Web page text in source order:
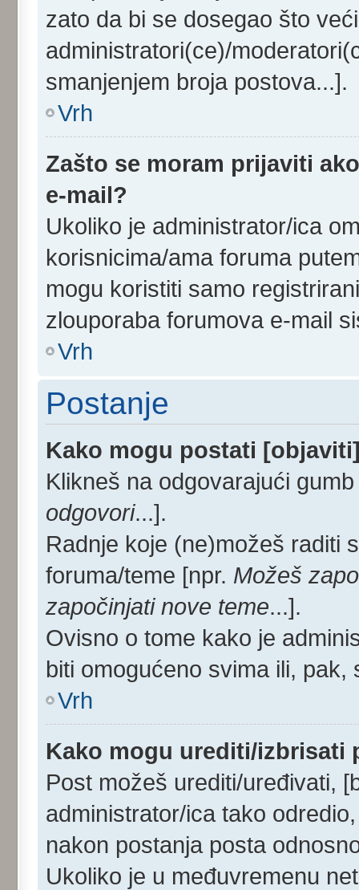
zato da bi se dosegao što
administratori(ce)/
smanjenjem broja postova...].
Vrh
Zašto se moram prijaviti
e-mail?
Ukoliko je administrator/ica
korisnicima/ama foruma
mogu koristiti samo
zlouporaba forumova e-mail
Vrh
Postanje
Kako mogu postati
Klikneš na odgovarajući
odgovori...].
Radnje koje (ne)možeš raditi
foruma/teme [npr. Možeš
započinjati nove teme...].
Ovisno o tome kako je
biti omogućeno svima ili,
Vrh
Kako mogu urediti/izbrisati
Post možeš urediti/uređivati,
administrator/ica tako
nakon postanja posta
Ukoliko je u međuvremenu